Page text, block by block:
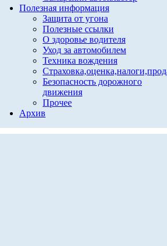
Полезная информация
Защита от угона
Полезные ссылки
О здоровье водителя
Уход за автомобилем
Техника вождения
Безопасность дорожного
движения
Прочее
Архив